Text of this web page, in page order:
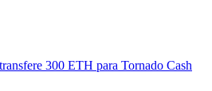
300 ETH para Tornado Cash